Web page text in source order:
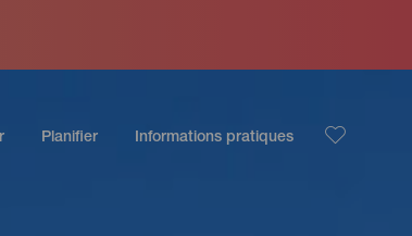
Planifier Informations pratiques